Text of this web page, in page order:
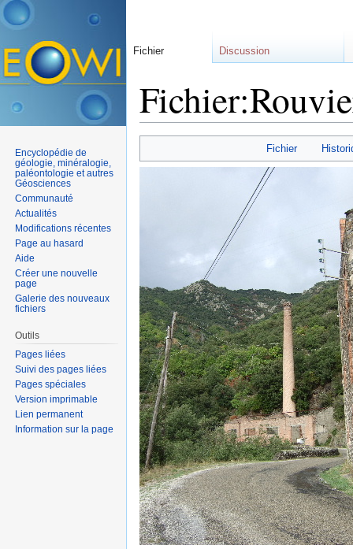
Fichier
Fichier Discussion
Encyclopédie de
géologie, minéralogie,
paléontologie et autres
Géosciences
Communauté
Actualités
Modifications récentes
Page au hasard
Aide
Créer une nouvelle
page
Galerie des nouveaux
fichiers
Outils
Pages liées
Suivi des pages liées
Pages spéciales
Version imprimable
Lien permanent
Information sur la page